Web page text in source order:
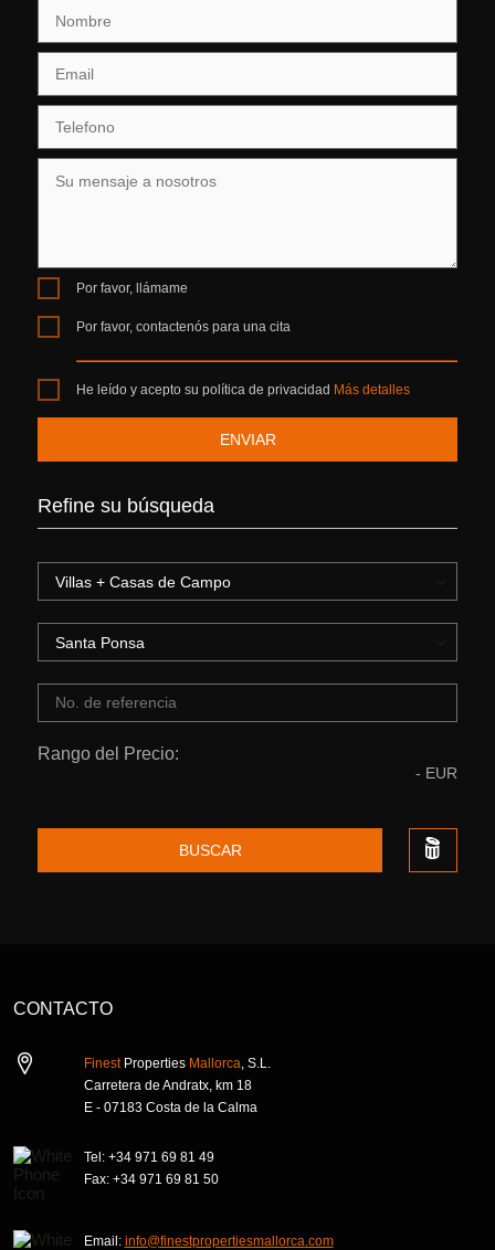
Por favor, llámame
Por favor, contactenós para una cita
He leído y acepto su política de privacidad Más detalles
Refine su búsqueda
Rango del Precio:
- EUR
BUSCAR
CONTACTO
FinestProperties Mallorca, S.L.
Carretera de Andratx, km 18
E - 07183 Costa de la Calma
Tel: +34 971 69 81 49
Fax: +34 971 69 81 50
Email: info@finestpropertiesmallorca.com